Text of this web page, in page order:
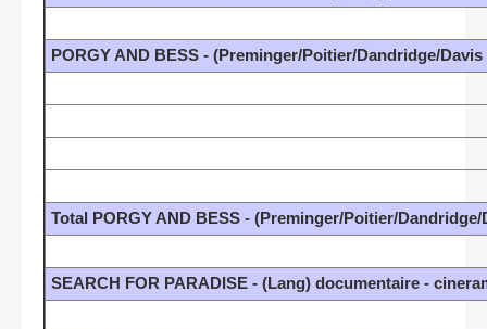
PORGY AND BESS - (Preminger/Poitier/Dandridge/Davis
Total PORGY AND BESS - (Preminger/Poitier/Dandridge/
SEARCH FOR PARADISE - (Lang) documentaire -